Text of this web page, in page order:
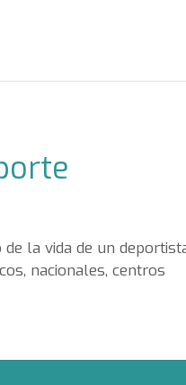
la vida de un
nacionales, centros